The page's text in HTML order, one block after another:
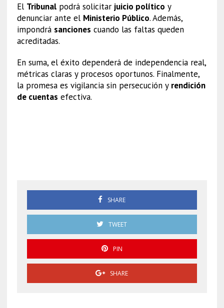
El Tribunalpodrá solicitar juicio político y
denunciar ante el Ministerio Público. Además,
impondrá sanciones cuando las faltas queden
acreditadas.
En suma, el éxito dependerá de independencia real,
métricas claras y procesos oportunos. Finalmente,
la promesa es vigilancia sin persecución y rendición
de cuentas efectiva.
SHARE
TWEET
PIN
SHARE